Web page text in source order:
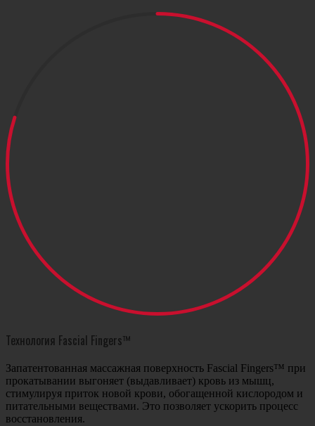
Технология Fascial Fingers™
Запатентованная массажная поверхность Fascial Fingers™ при
прокатывании выгоняет (выдавливает) кровь из мышц,
стимулируя приток новой крови, обогащенной кислородом и
питательными веществами. Это позволяет ускорить процесс
восстановления.